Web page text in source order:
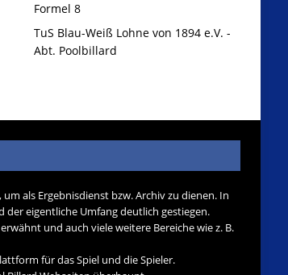
Formel 8
TuS Blau-Weiß Lohne von 1894 e.V. -
Abt. Poolbillard
als Ergebnisdienst bzw. Archiv zu dienen. In
der eigentliche Umfang deutlich gestiegen.
und auch viele weitere Bereiche wie z. B.
für das Spiel und die Spieler.